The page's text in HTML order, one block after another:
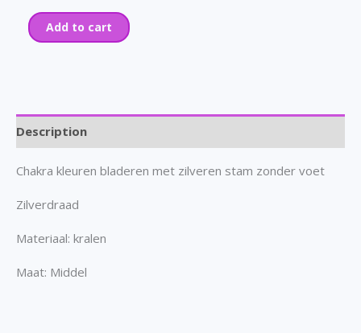
Add to cart
Description
Chakra kleuren bladeren met zilveren stam zonder voet
Zilverdraad
Materiaal: kralen
Maat: Middel